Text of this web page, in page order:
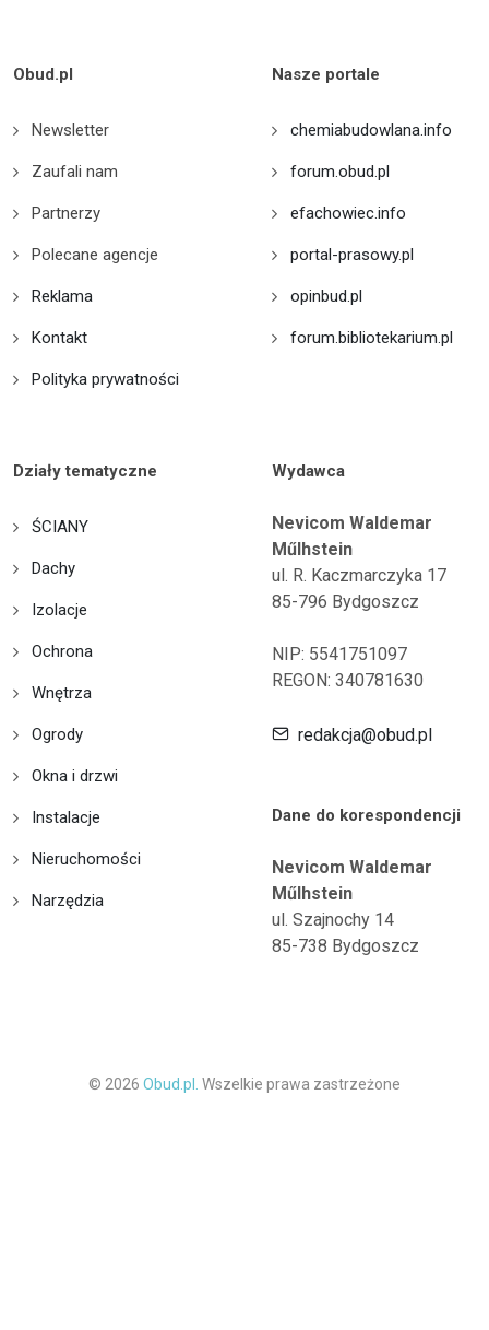
Obud.pl
Newsletter
Zaufali nam
Partnerzy
Polecane agencje
Reklama
Kontakt
Polityka prywatności
Nasze portale
chemiabudowlana.info
forum.obud.pl
efachowiec.info
portal-prasowy.pl
opinbud.pl
forum.bibliotekarium.pl
Działy tematyczne
ŚCIANY
Dachy
Izolacje
Ochrona
Wnętrza
Ogrody
Okna i drzwi
Instalacje
Nieruchomości
Narzędzia
Wydawca
Nevicom Waldemar
Műlhstein
ul. R. Kaczmarczyka 17
85-796 Bydgoszcz
NIP: 5541751097
REGON: 340781630
redakcja@obud.pl
Dane do korespondencji
Nevicom Waldemar
Műlhstein
ul. Szajnochy 14
85-738 Bydgoszcz
© 2026 Obud.pl. Wszelkie prawa zastrzeżone